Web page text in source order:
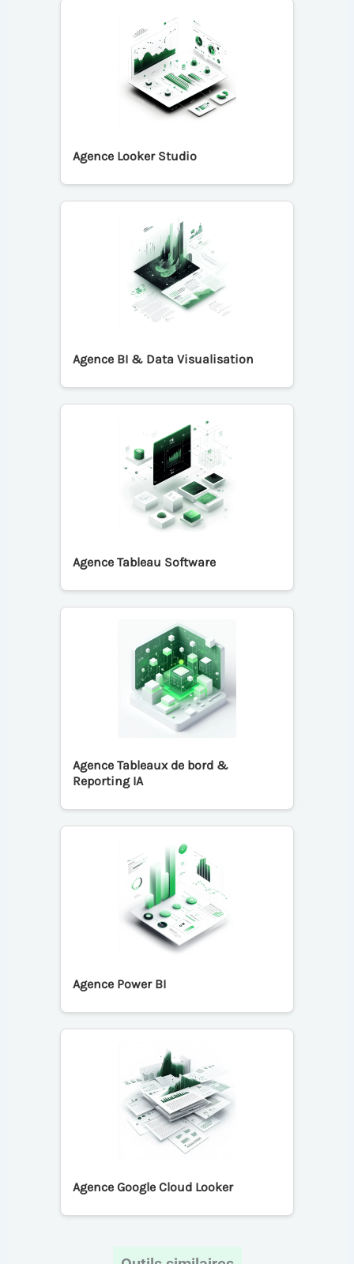
Agence Looker Studio
Agence BI & Data Visualisation
Agence Tableau Software
Agence Tableaux de bord &
Reporting IA
Agence Power BI
Agence Google Cloud Looker